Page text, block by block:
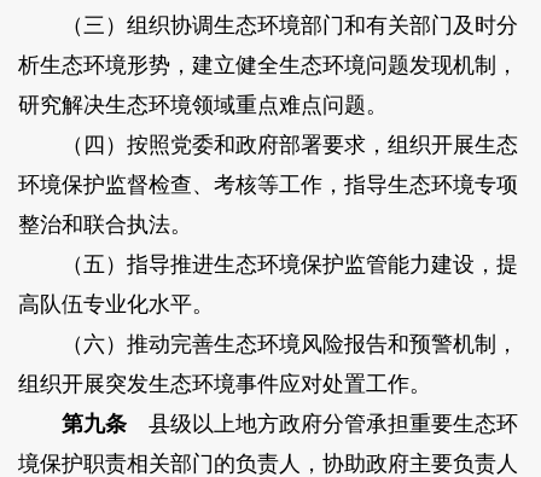
（三）组织协调生态环境部门和有关部门及时分
析生态环境形势，建立健全生态环境问题发现机制，
研究解决生态环境领域重点难点问题。
（四）按照党委和政府部署要求，组织开展生态
环境保护监督检查、考核等工作，指导生态环境专项
整治和联合执法。
（五）指导推进生态环境保护监管能力建设，提
高队伍专业化水平。
（六）推动完善生态环境风险报告和预警机制，
组织开展突发生态环境事件应对处置工作。
第九条县级以上地方政府分管承担重要生态环
境保护职责相关部门的负责人，协助政府主要负责人